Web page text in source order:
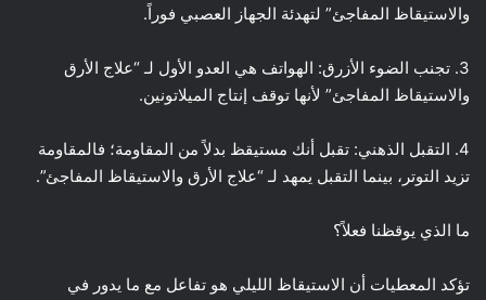
والاستيقاظ المفاجئ” لتهدئة الجهاز العصبي فوراً.
3. تجنب الضوء الأزرق: الهواتف هي العدو الأول لـ “علاج الأرق
والاستيقاظ المفاجئ” لأنها توقف إنتاج الميلاتونين.
4. التقبل الذهني: تقبل أنك مستيقظ بدلاً من المقاومة؛ فالمقاومة
تزيد التوتر، بينما التقبل يمهد لـ “علاج الأرق والاستيقاظ المفاجئ”.
ما الذي يوقظنا فعلاً؟
تؤكد المعطيات أن الاستيقاظ الليلي هو تفاعل مع ما يدور في